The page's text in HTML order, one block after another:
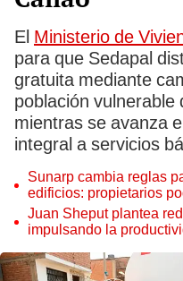
El Ministerio de
para que Sedapal
gratuita mediante
población vulnerable
mientras se avanza
integral a servicios
Sunarp cambia reglas
edificios: propietarios
notariales
Juan Sheput plantea
impulsando la